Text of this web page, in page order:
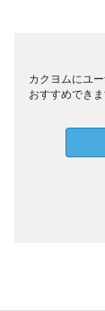
カクヨムにユ
おすすめでき